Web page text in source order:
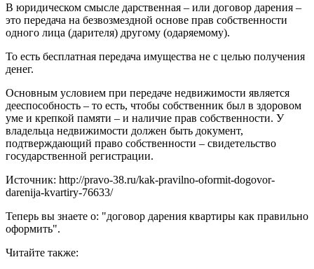
В юридическом смысле дарственная – или договор дарения –
это передача на безвозмездной основе прав собственности
одного лица (дарителя) другому (одаряемому).
То есть бесплатная передача имущества не с целью получения
денег.
Основным условием при передаче недвижимости является
дееспособность – то есть, чтобы собственник был в здоровом
уме и крепкой памяти – и наличие прав собственности. У
владельца недвижимости должен быть документ,
подтверждающий право собственности – свидетельство
государственной регистрации.
Источник: http://pravo-38.ru/kak-pravilno-oformit-dogovor-
darenija-kvartiry-76633/
Теперь вы знаете о: "договор дарения квартиры как правильно
оформить".
Читайте также: